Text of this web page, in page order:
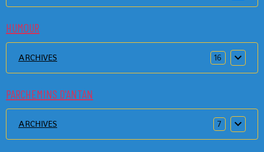
HUMOUR
ARCHIVES 16
PARCHEMINS D'ANTAN
ARCHIVES 7